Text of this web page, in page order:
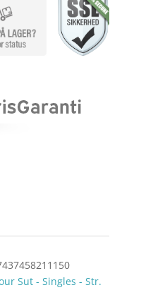
Sut - Singles - Str.